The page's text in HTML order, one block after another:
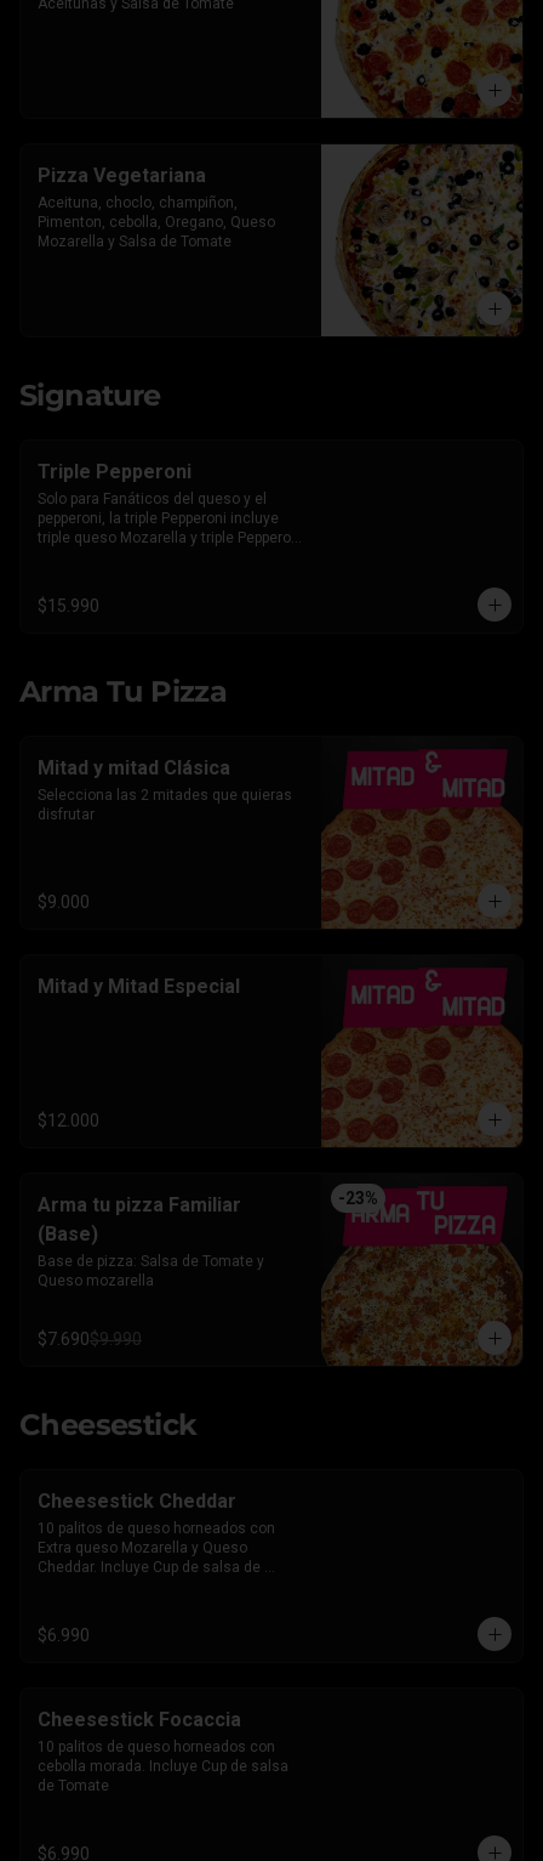
Aceitunas y Salsa de Tomate
Pizza Vegetariana
Aceituna, choclo, champiñon,
Pimenton, cebolla, Oregano, Queso
Mozarella y Salsa de Tomate
Signature
Triple Pepperoni
Solo para Fanáticos del queso y el
pepperoni, la triple Pepperoni incluye
triple queso Mozarella y triple Pepperoni
$15.990
Arma Tu Pizza
Mitad y mitad Clásica
Selecciona las 2 mitades que quieras
disfrutar
$9.000
Mitad y Mitad Especial
$12.000
-23%
Arma tu pizza Familiar
(Base)
Base de pizza: Salsa de Tomate y
Queso mozarella
$7.690$9.990
Cheesestick
Cheesestick Cheddar
10 palitos de queso horneados con
Extra queso Mozarella y Queso
Cheddar. Incluye Cup de salsa de
$6.990
Cheesestick Focaccia
10 palitos de queso horneados con
cebolla morada. Incluye Cup de salsa
de Tomate
$6.990